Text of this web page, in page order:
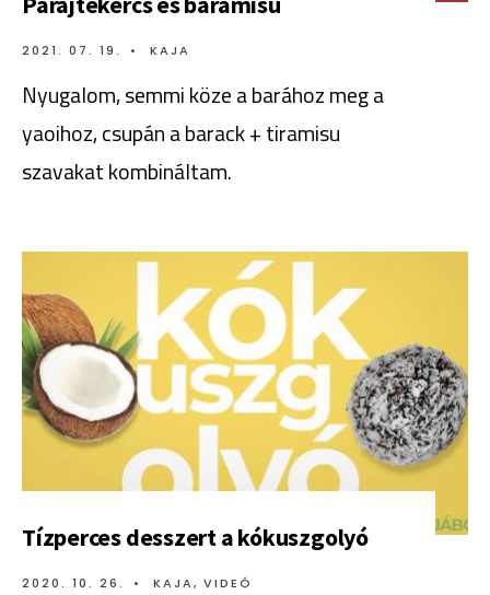
2021. 07. 19. • KAJA
Nyugalom, semmi köze a barához meg a
yaoihoz, csupán a barack + tiramisu
szavakat kombináltam.
Tízperces desszert a kókuszgolyó
2020. 10. 26. • KAJA, VIDEÓ